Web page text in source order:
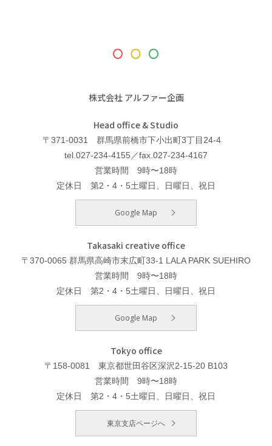
株式会社 アルファー企画
Head office & Studio
〒371-0031 群馬県前橋市下小出町3丁目24-4
tel.027-234-4155／fax.027-234-4167
営業時間 9時〜18時
定休日 第2・4・5土曜日、日曜日、祝日
Google Map
Takasaki creative office
〒370-0065 群馬県高崎市末広町33-1 LALA PARK SUEHIRO
営業時間 9時〜18時
定休日 第2・4・5土曜日、日曜日、祝日
Google Map
Tokyo office
〒158-0081 東京都世田谷区深沢2-15-20 B103
営業時間 9時〜18時
定休日 第2・4・5土曜日、日曜日、祝日
東京支店ページへ